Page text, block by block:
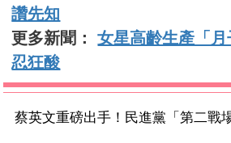
讚先知
更多新聞：女星高齡生產「
忍狂酸
蔡英文重磅出手！民進黨「第二戰